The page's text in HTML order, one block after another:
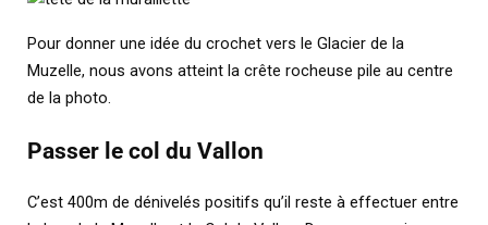
Pour donner une idée du crochet vers le Glacier de la
Muzelle, nous avons atteint la crête rocheuse pile au centre
de la photo.
Passer le col du Vallon
C’est 400m de dénivelés positifs qu’il reste à effectuer entre